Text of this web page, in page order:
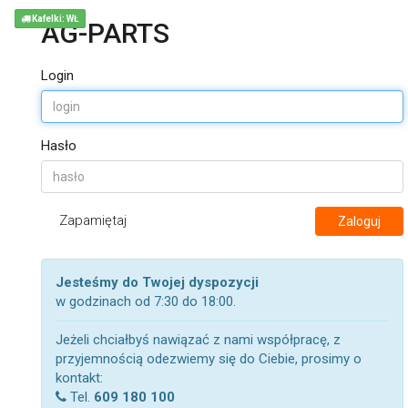
AG-PARTS
Login
Hasło
Zapamiętaj Zaloguj
Jesteśmy do Twojej dyspozycji
w godzinach od 7:30 do 18:00.
Jeżeli chciałbyś nawiązać z nami współpracę, z
przyjemnością odezwiemy się do Ciebie, prosimy o
kontakt:
Tel. 609 180 100
Kafelki: WŁ